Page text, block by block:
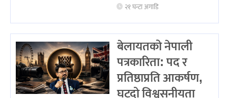
२१ घन्टा अगाडि
बेलायतको नेपाली
पत्रकारिता: पद र
प्रतिष्ठाप्रति आकर्षण,